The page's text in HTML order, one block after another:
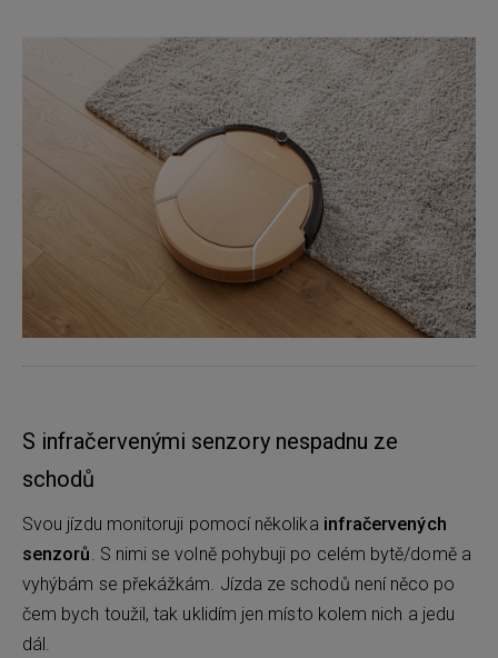
S infračervenými senzory nespadnu ze
schodů
Svou jízdu monitoruji pomocí několika infračervených
senzorů . S nimi se volně pohybuji po celém bytě/domě a
vyhýbám se překážkám. Jízda ze schodů není něco po
čem bych toužil, tak uklidím jen místo kolem nich a jedu
dál.